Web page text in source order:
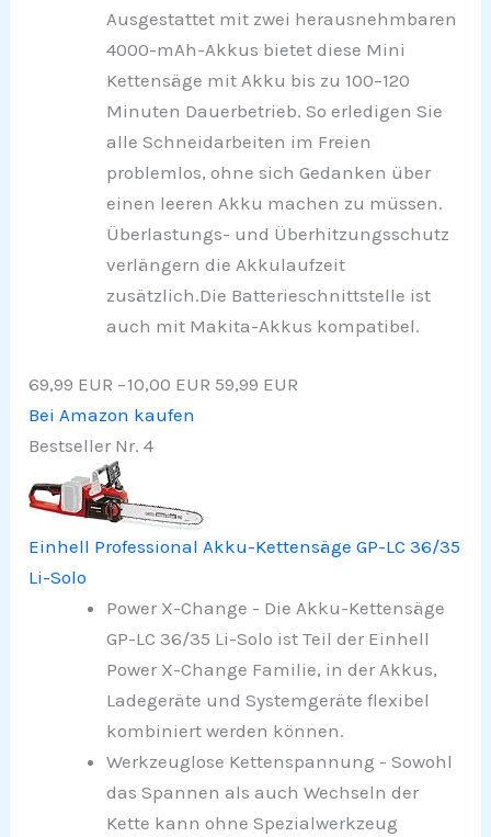
Ausgestattet mit zwei herausnehmbaren
4000-mAh-Akkus bietet diese Mini
Kettensäge mit Akku bis zu 100–120
Minuten Dauerbetrieb. So erledigen Sie
alle Schneidarbeiten im Freien
problemlos, ohne sich Gedanken über
einen leeren Akku machen zu müssen.
Überlastungs- und Überhitzungsschutz
verlängern die Akkulaufzeit
zusätzlich.Die Batterieschnittstelle ist
auch mit Makita-Akkus kompatibel.
69,99 EUR −10,00 EUR 59,99 EUR
Bei Amazon kaufen
Bestseller Nr. 4
Einhell Professional Akku-Kettensäge GP-LC 36/35
Li-Solo
Power X-Change - Die Akku-Kettensäge
GP-LC 36/35 Li-Solo ist Teil der Einhell
Power X-Change Familie, in der Akkus,
Ladegeräte und Systemgeräte flexibel
kombiniert werden können.
Werkzeuglose Kettenspannung - Sowohl
das Spannen als auch Wechseln der
Kette kann ohne Spezialwerkzeug